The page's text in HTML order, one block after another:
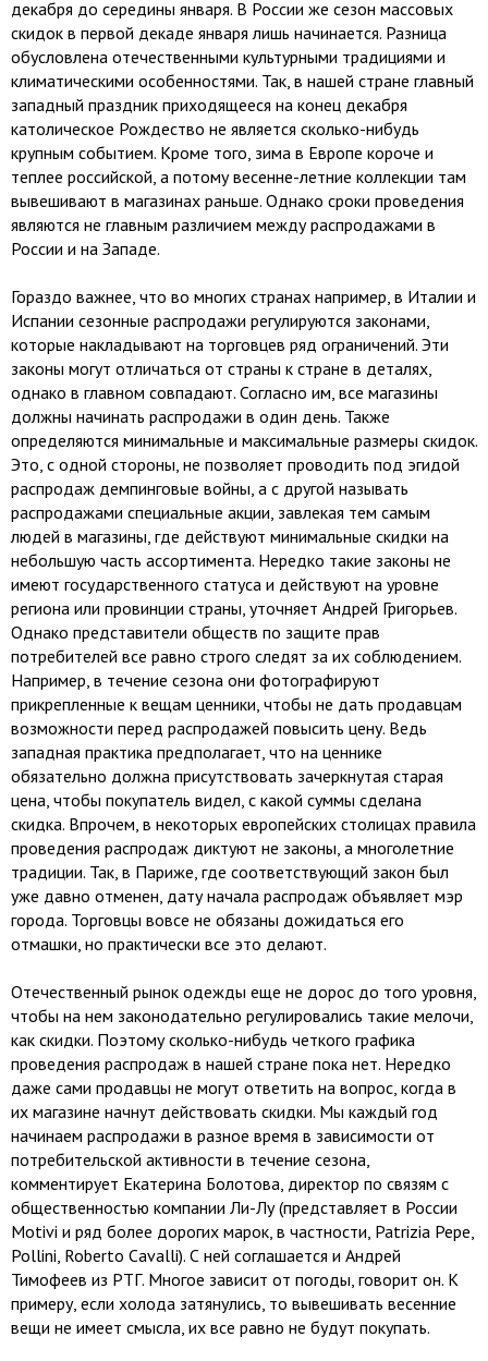
декабря до середины января. В России же сезон массовых
скидок в первой декаде января лишь начинается. Разница
обусловлена отечественными культурными традициями и
климатическими особенностями. Так, в нашей стране главный
западный праздник приходящееся на конец декабря
католическое Рождество не является сколько-нибудь
крупным событием. Кроме того, зима в Европе короче и
теплее российской, а потому весенне-летние коллекции там
вывешивают в магазинах раньше. Однако сроки проведения
являются не главным различием между распродажами в
России и на Западе.
Гораздо важнее, что во многих странах например, в Италии и
Испании сезонные распродажи регулируются законами,
которые накладывают на торговцев ряд ограничений. Эти
законы могут отличаться от страны к стране в деталях,
однако в главном совпадают. Согласно им, все магазины
должны начинать распродажи в один день. Также
определяются минимальные и максимальные размеры скидок.
Это, с одной стороны, не позволяет проводить под эгидой
распродаж демпинговые войны, а с другой называть
распродажами специальные акции, завлекая тем самым
людей в магазины, где действуют минимальные скидки на
небольшую часть ассортимента. Нередко такие законы не
имеют государственного статуса и действуют на уровне
региона или провинции страны, уточняет Андрей Григорьев.
Однако представители обществ по защите прав
потребителей все равно строго следят за их соблюдением.
Например, в течение сезона они фотографируют
прикрепленные к вещам ценники, чтобы не дать продавцам
возможности перед распродажей повысить цену. Ведь
западная практика предполагает, что на ценнике
обязательно должна присутствовать зачеркнутая старая
цена, чтобы покупатель видел, с какой суммы сделана
скидка. Впрочем, в некоторых европейских столицах правила
проведения распродаж диктуют не законы, а многолетние
традиции. Так, в Париже, где соответствующий закон был
уже давно отменен, дату начала распродаж объявляет мэр
города. Торговцы вовсе не обязаны дожидаться его
отмашки, но практически все это делают.
Отечественный рынок одежды еще не дорос до того уровня,
чтобы на нем законодательно регулировались такие мелочи,
как скидки. Поэтому сколько-нибудь четкого графика
проведения распродаж в нашей стране пока нет. Нередко
даже сами продавцы не могут ответить на вопрос, когда в
их магазине начнут действовать скидки. Мы каждый год
начинаем распродажи в разное время в зависимости от
потребительской активности в течение сезона,
комментирует Екатерина Болотова, директор по связям с
общественностью компании Ли-Лу (представляет в России
Motivi и ряд более дорогих марок, в частности, Patrizia Pepe,
Pollini, Roberto Cavalli). С ней соглашается и Андрей
Тимофеев из РТГ. Многое зависит от погоды, говорит он. К
примеру, если холода затянулись, то вывешивать весенние
вещи не имеет смысла, их все равно не будут покупать.